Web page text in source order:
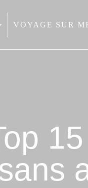
VOYAGE SUR